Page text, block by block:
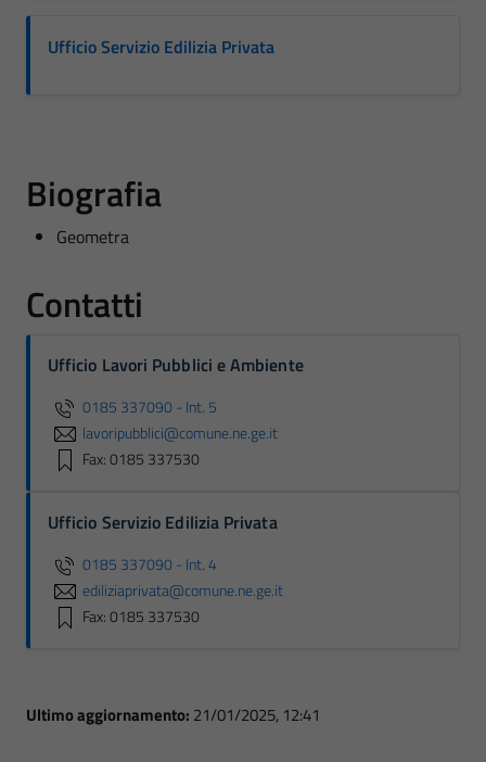
Ufficio Servizio Edilizia Privata
Biografia
Geometra
Contatti
Ufficio Lavori Pubblici e Ambiente
0185 337090 - Int. 5
lavoripubblici@comune.ne.ge.it
Fax: 0185 337530
Ufficio Servizio Edilizia Privata
0185 337090 - Int. 4
ediliziaprivata@comune.ne.ge.it
Fax: 0185 337530
Ultimo aggiornamento: 21/01/2025, 12:41